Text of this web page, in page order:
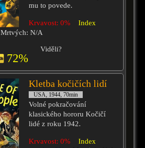
mu to povede.
Krvavost: 0%
Index
Mrtvých: N/A
72%
Viděli?
Kletba kočičích lidí
USA, 1944, 70min
Volné pokračování
klasického hororu Kočičí
lidé z roku 1942.
Krvavost: 0%
Index